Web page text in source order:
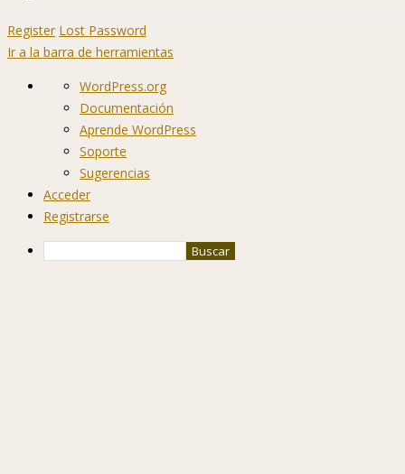
Register Lost Password
Ir a la barra de herramientas
Acerca
WordPress
WordPress.org
Documentación
Aprende WordPress
Soporte
Sugerencias
Acceder
Registrarse
Buscar